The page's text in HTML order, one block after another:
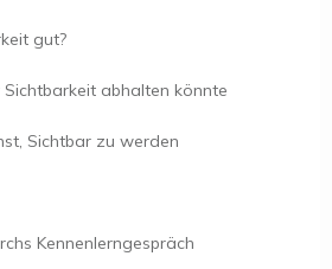
gut?
abhalten könnte
Sichtbar zu werden
Kennenlerngespräch